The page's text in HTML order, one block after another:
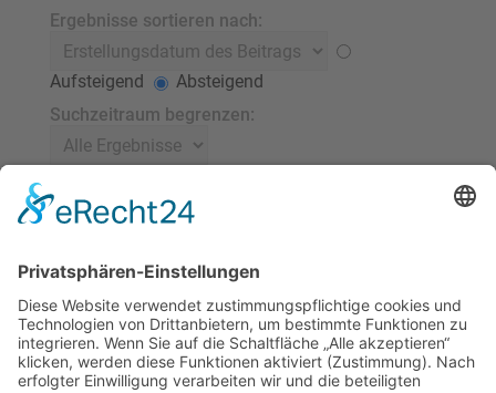
Ergebnisse sortieren nach:
Aufsteigend
Absteigend
Suchzeitraum begrenzen:
Stelle 0 als Wert ein, damit der komplette Beitrag
angezeigt wird.